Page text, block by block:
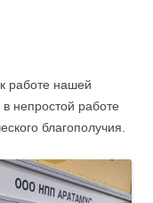
работе нашей
непростой работе
благополучия.